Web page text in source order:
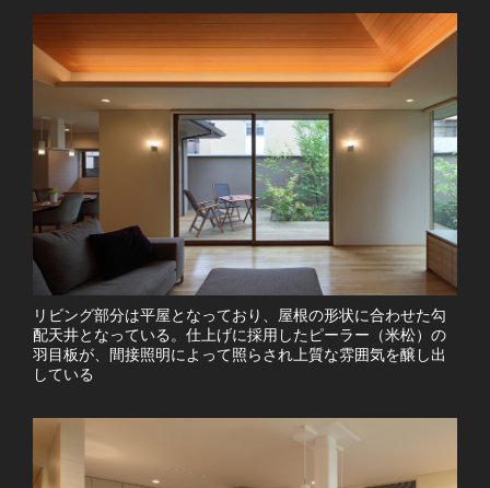
リビング部分は平屋となっており、屋根の形状に合わせた勾
配天井となっている。仕上げに採用したピーラー（米松）の
羽目板が、間接照明によって照らされ上質な雰囲気を醸し出
している